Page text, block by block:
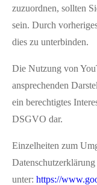
zuzuordnen, sollten
sein. Durch
dies zu unterbinden.
Die Nutzung von
ansprechenden
ein berechtigtes
DSGVO dar.
Einzelheiten zum
unter: https://